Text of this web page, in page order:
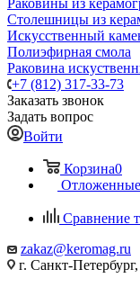
Раковины из
Столешницы из
Искусственный
Полиэфирная смола
Раковина
+7 (812) 317-33-73
Заказать звонок
Задать вопрос
Войти
Корзина0
Отложенные
Сравнение
zakaz@keromag.ru
г. Санкт-